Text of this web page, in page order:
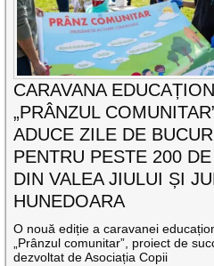
CARAVANA
„PRÂNZUL
ADUCE ZILE DE
PENTRU PESTE 200
DIN VALEA JIULUI ȘI
HUNEDOARA
O nouă ediție a caravanei
„Prânzul comunitar”, proiect de
dezvoltat de Asociația Copii